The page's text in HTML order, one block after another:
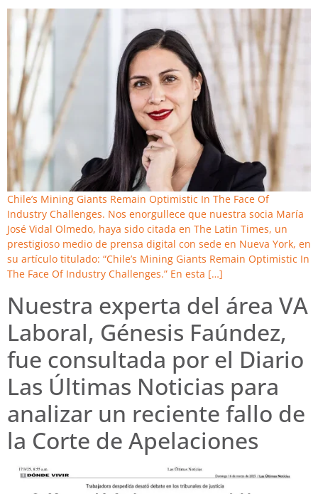
Chile’s Mining Giants Remain Optimistic In The Face Of
Industry Challenges. Nos enorgullece que nuestra socia María
José Vidal Olmedo, haya sido citada en The Latin Times, un
prestigioso medio de prensa digital con sede en Nueva York, en
su artículo titulado: “Chile’s Mining Giants Remain Optimistic In
The Face Of Industry Challenges.” En esta […]
Nuestra experta del área VA
Laboral, Génesis Faúndez,
fue consultada por el Diario
Las Últimas Noticias para
analizar un reciente fallo de
la Corte de Apelaciones